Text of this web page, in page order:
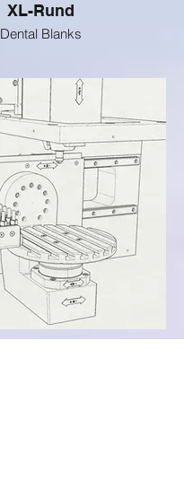
XL-Rund
Dental Blanks